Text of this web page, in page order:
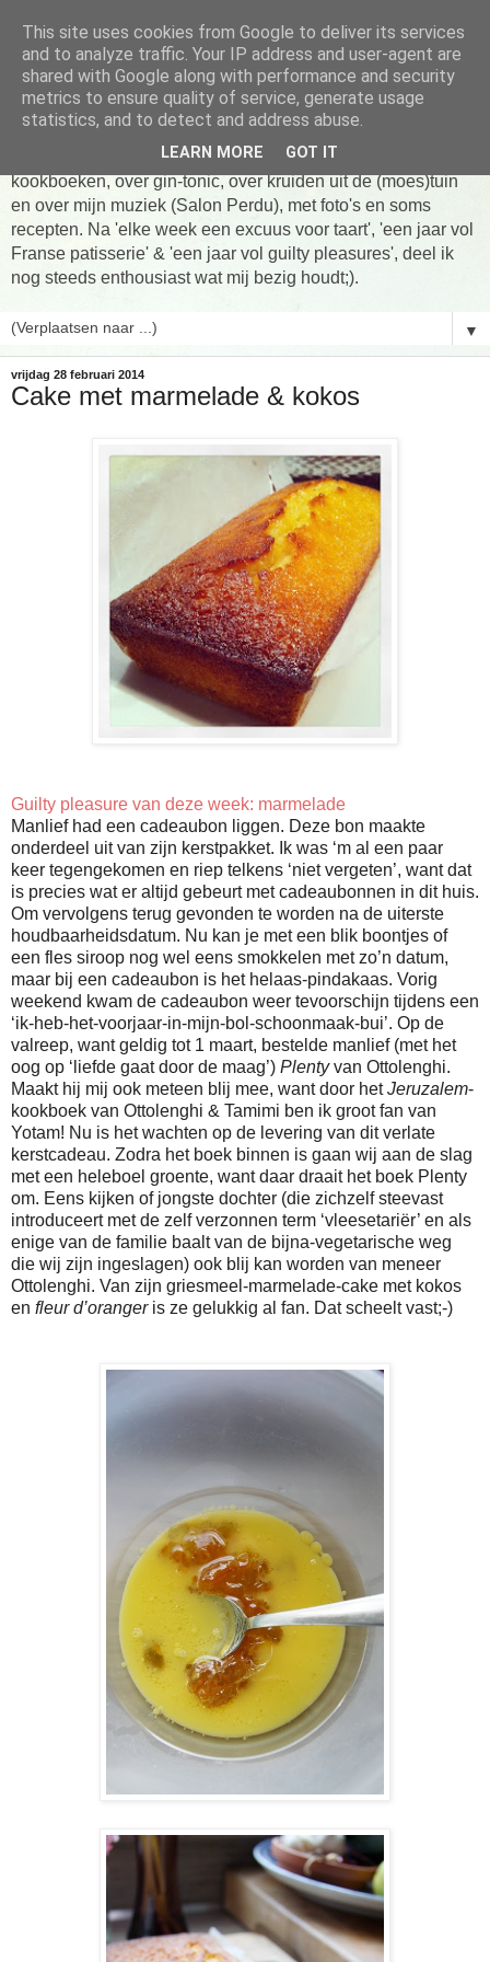
Tarte taart An
Tien jaar Tarte taart An! Niet altijd online, wel vaak te vinden
in de keuken! Om te koken, om te eten en om verhalen te
delen. Over Franse patisserie, over koken uit favoriete
kookboeken, over gin-tonic, over kruiden uit de (moes)tuin
en over mijn muziek (Salon Perdu), met foto's en soms
recepten. Na 'elke week een excuus voor taart', 'een jaar vol
Franse patisserie' & 'een jaar vol guilty pleasures', deel ik
nog steeds enthousiast wat mij bezig houdt;).
▼
vrijdag 28 februari 2014
Cake met marmelade & kokos
Guilty pleasure van deze week: marmelade
Manlief had een cadeaubon liggen. Deze bon maakte
onderdeel uit van zijn kerstpakket. Ik was ‘m al een paar
keer tegengekomen en riep telkens ‘niet vergeten’, want dat
is precies wat er altijd gebeurt met cadeaubonnen in dit huis.
Om vervolgens terug gevonden te worden na de uiterste
houdbaarheidsdatum. Nu kan je met een blik boontjes of
een fles siroop nog wel eens smokkelen met zo’n datum,
maar bij een cadeaubon is het helaas-pindakaas. Vorig
weekend kwam de cadeaubon weer tevoorschijn tijdens een
‘ik-heb-het-voorjaar-in-mijn-bol-schoonmaak-bui’. Op de
valreep, want geldig tot 1 maart, bestelde manlief (met het
oog op ‘liefde gaat door de maag’) Plentyvan Ottolenghi.
Maakt hij mij ook meteen blij mee, want door hetJeruzalem-
kookboek van Ottolenghi & Tamimi ben ik groot fan van
Yotam! Nu is het wachten op de levering van dit verlate
kerstcadeau. Zodra het boek binnen is gaan wij aan de slag
met een heleboel groente, want daar draait het boek Plenty
om. Eens kijken of jongste dochter (die zichzelf steevast
introduceert met de zelf verzonnen term ‘vleesetariër’ en als
enige van de familie baalt van de bijna-vegetarische weg
die wij zijn ingeslagen) ook blij kan worden van meneer
Ottolenghi. Van zijn griesmeel-marmelade-cake met kokos
en fleur d’orangeris ze gelukkig al fan. Dat scheelt vast;-)
This site uses cookies from Google to deliver its services
and to analyze traffic. Your IP address and user-agent are
shared with Google along with performance and security
metrics to ensure quality of service, generate usage
statistics, and to detect and address abuse.
LEARN MORE GOT IT